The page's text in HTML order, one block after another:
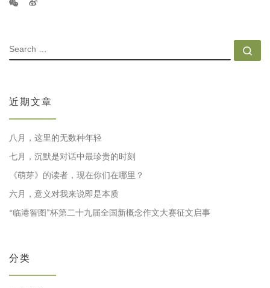
SEARCH
近期文章
八月，这里的无数种年轻
七月，沉默是对话中最珍贵的时刻
《萌芽》的读者，现在你们在哪里？
六月，意义对我来说即是本质
“临港智图”杯第二十九届全国新概念作文大赛征文启事
分类